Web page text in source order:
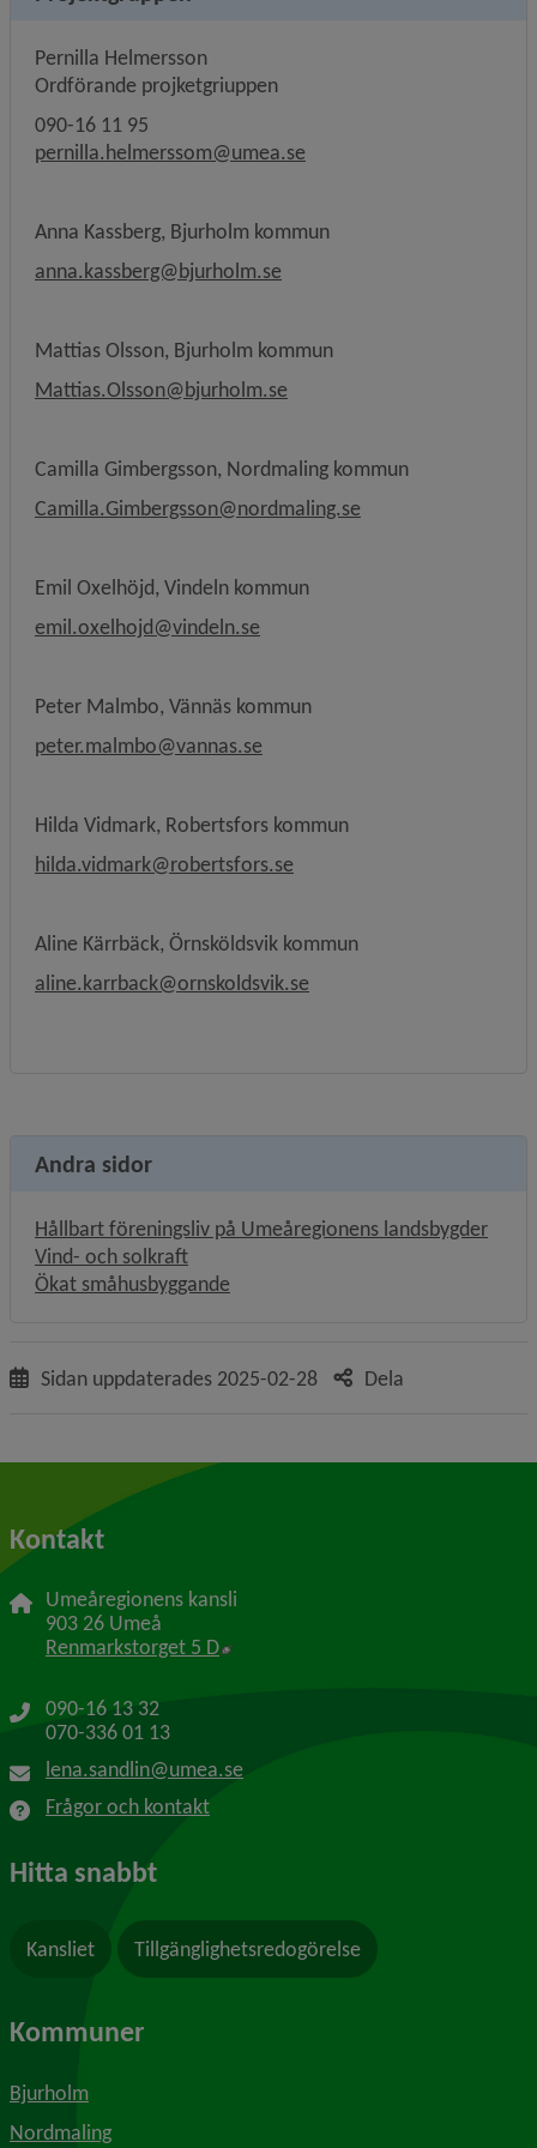
Pernilla Helmersson
Ordförande projketgriuppen
090-16 11 95
pernilla.helmerssom@umea.se
Anna Kassberg, Bjurholm kommun
anna.kassberg@bjurholm.se
Mattias Olsson, Bjurholm kommun
Mattias.Olsson@bjurholm.se
Camilla Gimbergsson, Nordmaling kommun
Camilla.Gimbergsson@nordmaling.se
Emil Oxelhöjd, Vindeln kommun
emil.oxelhojd@vindeln.se
Peter Malmbo, Vännäs kommun
peter.malmbo@vannas.se
Hilda Vidmark, Robertsfors kommun
hilda.vidmark@robertsfors.se
Aline Kärrbäck, Örnsköldsvik kommun
aline.karrback@ornskoldsvik.se
Andra sidor
Hållbart föreningsliv på Umeåregionens landsbygder
Vind- och solkraft
Ökat småhusbyggande
Sidan uppdaterades 2025-02-28 Dela
Kontakt
Umeåregionens kansli
903 26 Umeå
Renmarkstorget 5 D Länk till annan webbplats, öppnas
090-16 13 32
070-336 01 13
lena.sandlin@umea.se
Frågor och kontakt
Hitta snabbt
Kansliet Tillgänglighetsredogörelse
Kommuner
Bjurholm
Nordmaling